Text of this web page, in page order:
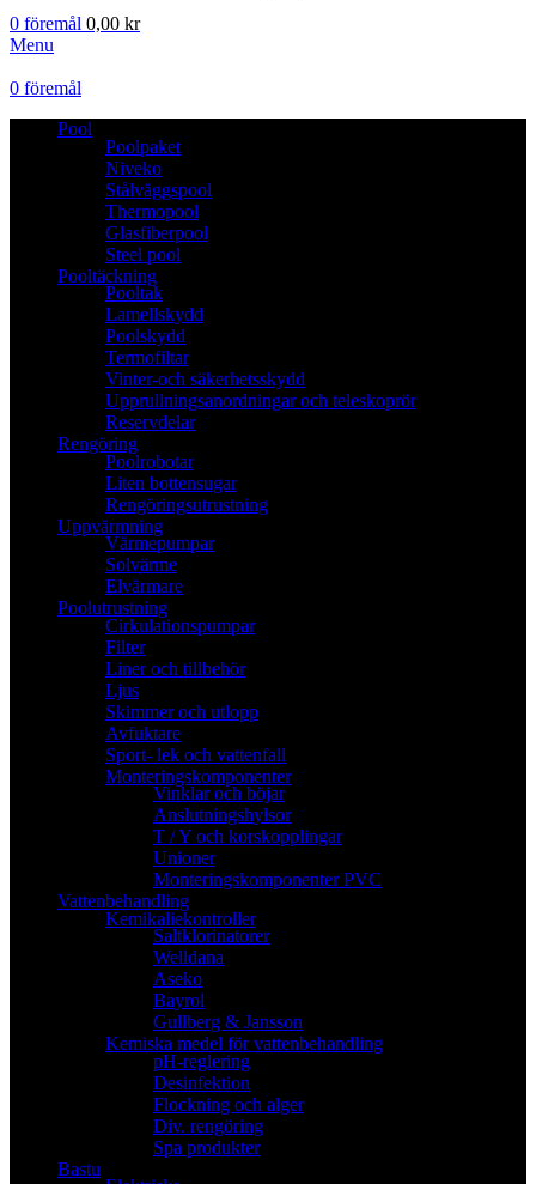
0 föremål 0,00 kr
Menu
0 föremål
Pool
Poolpaket
Niveko
Stålväggspool
Thermopool
Glasfiberpool
Steel pool
Pooltäckning
Pooltak
Lamellskydd
Poolskydd
Termofiltar
Vinter-och säkerhetsskydd
Upprullningsanordningar och teleskoprör
Reservdelar
Rengöring
Poolrobotar
Liten bottensugar
Rengöringsutrustning
Uppvärmning
Värmepumpar
Solvärme
Elvärmare
Poolutrustning
Cirkulationspumpar
Filter
Liner och tillbehör
Ljus
Skimmer och utlopp
Avfuktare
Sport- lek och vattenfall
Monteringskomponenter
Vinklar och böjar
Anslutningshylsor
T / Y och korskopplingar
Unioner
Monteringskomponenter PVC
Vattenbehandling
Kemikaliekontroller
Saltklorinatorer
Welldana
Aseko
Bayrol
Gullberg & Jansson
Kemiska medel för vattenbehandling
pH-reglering
Desinfektion
Flockning och alger
Div. rengöring
Spa produkter
Bastu